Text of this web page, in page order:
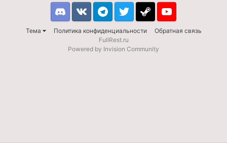
Тема Политика конфиденциальности Обратная связь
DiscordVK TelegramTwitter Steam Youtube
FullRest.ru
Powered by Invision Community